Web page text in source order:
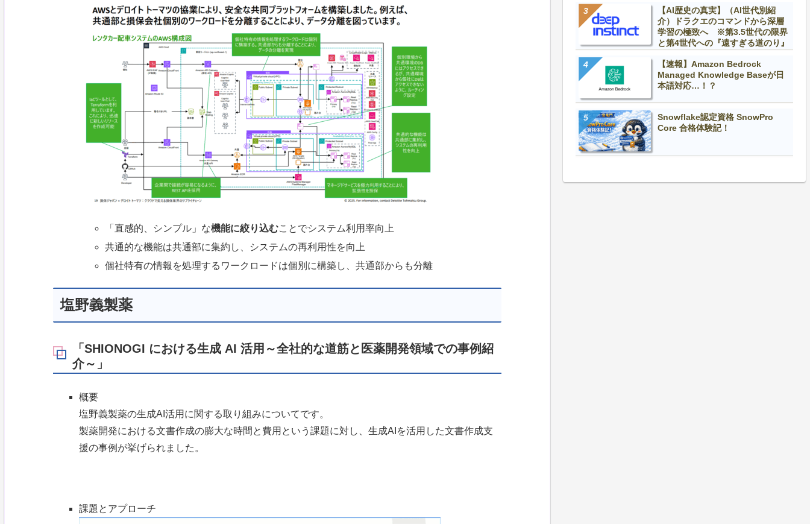
「直感的、シンプル」な機能に絞り込むことでシステム利用率向上
共通的な機能は共通部に集約し、システムの再利用性を向上
個社特有の情報を処理するワークロードは個別に構築し、共通部からも分離
塩野義製薬
「SHIONOGI における生成 AI 活用～全社的な道筋と医薬開発領域での事例紹
介～」
概要
塩野義製薬の生成AI活用に関する取り組みについてです。
製薬開発における文書作成の膨大な時間と費用という課題に対し、生成AIを活用した文書作成支
援の事例が挙げられました。
課題とアプローチ
【AI歴史の真実】（AI世代別紹
介）ドラクエのコマンドから深層
学習の極致へ ※第3.5世代の限界
と第4世代への『遠すぎる道のり』
【速報】Amazon Bedrock
Managed Knowledge Baseが日
本語対応…！？
Snowflake認定資格 SnowPro
Core 合格体験記！